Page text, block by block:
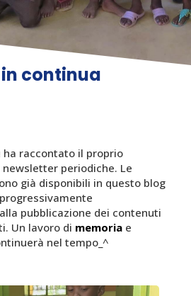
continua
raccontato il proprio
periodiche. Le
già disponibili in questo blog
pubblicazione dei contenuti
Un lavoro di memoriae
nel tempo_^